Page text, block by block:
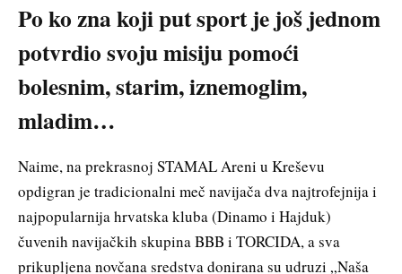
Po ko zna koji put sport je još jednom
potvrdio svoju misiju pomoći
bolesnim, starim, iznemoglim,
mladim…
Naime, na prekrasnoj STAMAL Areni u Kreševu
opdigran je tradicionalni meč navijača dva najtrofejnija i
najpopularnija hrvatska kluba (Dinamo i Hajduk)
čuvenih navijačkih skupina BBB i TORCIDA, a sva
prikupljena novčana sredstva donirana su udruzi „Naša